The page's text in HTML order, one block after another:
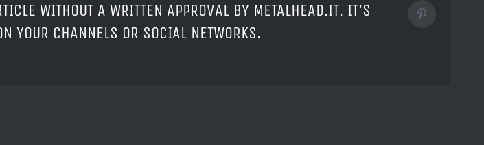
WITHOUT A WRITTEN APPROVAL BY METALHEAD.IT. IT'S
YOUR CHANNELS OR SOCIAL NETWORKS.
Pinterest